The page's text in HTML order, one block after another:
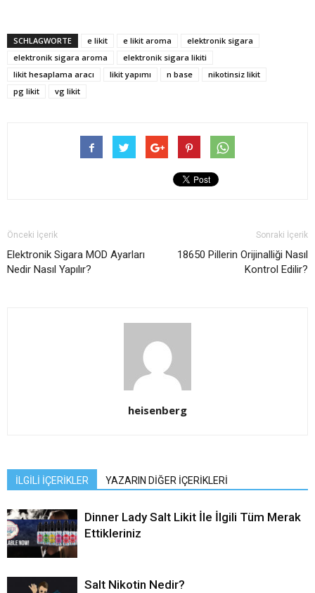
SCHLAGWORTE e likit e likit aroma
elektronik sigara
elektronik sigara aroma
elektronik sigara likiti
likit hesaplama aracı
likit yapımı n base
nikotinsiz likit
pg likit
vg likit
Önceki İçerik
Elektronik Sigara MOD Ayarları
Nedir Nasıl Yapılır?
Sonraki İçerik
18650 Pillerin Orijinalliği Nasıl
Kontrol Edilir?
heisenberg
İLGİLİ İÇERİKLER YAZARIN DİĞER İÇERİKLERİ
Dinner Lady Salt Likit İle İlgili Tüm Merak
Ettikleriniz
Salt Nikotin Nedir?